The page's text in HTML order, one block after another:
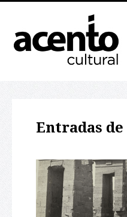
Entradas de